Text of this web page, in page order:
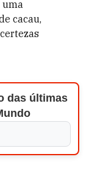
uma
cacau,
das últimas